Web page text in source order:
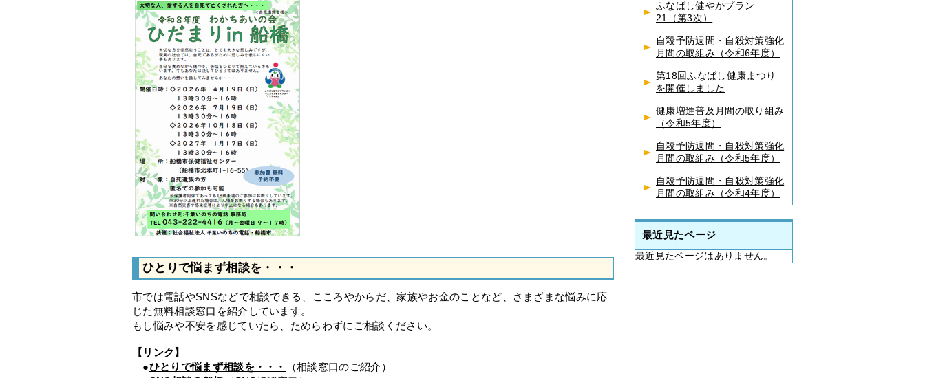
ひとりで悩まず相談を・・・
市では電話やSNSなどで相談できる、こころやからだ、家族やお金のことなど、さまざまな悩みに応
じた無料相談窓口を紹介しています。
もし悩みや不安を感じていたら、ためらわずにご相談ください。
【リンク】
●ひとりで悩まず相談を・・・
（相談窓口のご紹介）
ふなばし健やかプラン
21（第3次）
自殺予防週間・自殺対策強化
月間の取組み（令和6年度）
第18回ふなばし健康まつり
を開催しました
健康増進普及月間の取り組み
（令和5年度）
自殺予防週間・自殺対策強化
月間の取組み（令和5年度）
自殺予防週間・自殺対策強化
月間の取組み（令和4年度）
最近見たページ
最近見たページはありません。